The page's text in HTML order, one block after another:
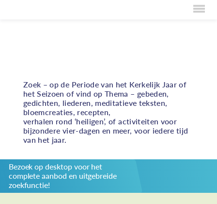
Over Vieren
Over Eten
Over Activiteiten
Inzenden
Over ons
Privacybeleid
Redactiestatuut
log in
Zoek – op de Periode van het Kerkelijk Jaar of
het Seizoen of vind op Thema – gebeden,
gedichten, liederen, meditatieve teksten,
bloemcreaties, recepten,
verhalen rond ‘heiligen’, of activiteiten voor
bijzondere vier-dagen en meer, voor iedere tijd
van het jaar.
Bezoek op desktop voor het
complete aanbod en uitgebreide
zoekfunctie!